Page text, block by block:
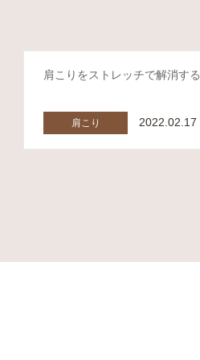
肩こりをストレッチで解消する
肩こり 2022.02.17